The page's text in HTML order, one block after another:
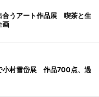
合うアート作品展 喫茶と生
画
小村雪岱展 作品700点、過